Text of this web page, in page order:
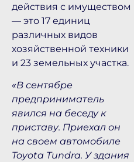
действия с имуществом
— это 17 единиц
различных видов
хозяйственной техники
и 23 земельных участка.
«В сентябре
предприниматель
явился на беседу к
приставу. Приехал он
на своем автомобиле
Toyota Tundra. У здания